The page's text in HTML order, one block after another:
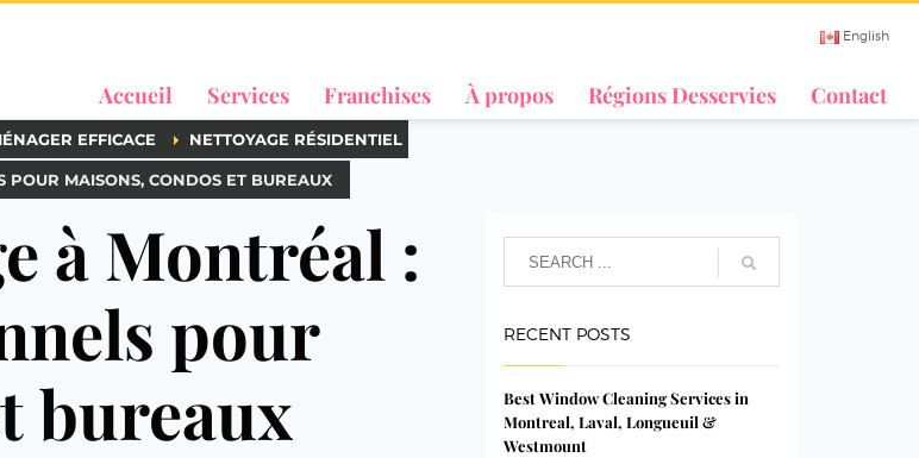
English
Accueil Services Franchises À propos Régions Desservies Contact
EFFICACE NETTOYAGE RÉSIDENTIEL
POUR MAISONS, CONDOS ET BUREAUX
à Montréal :
pour
bureaux
RECENT POSTS
Best Window Cleaning Services in
Montreal, Laval, Longueuil &
Westmount